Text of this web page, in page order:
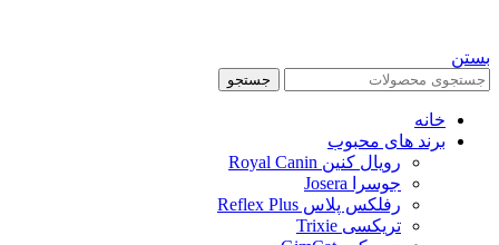
بستن
جستجو
خانه
برند های محبوب
رویال کنین Royal Canin
جوسرا Josera
رفلکس پلاس Reflex Plus
تریکسی Trixie